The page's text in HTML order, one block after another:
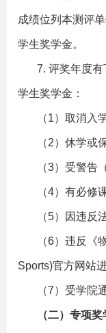
成绩位列本测评
学生奖学金。
7.评奖年度
学生奖学金：
（1）取消入
（2）休学或
（3）受警告
（4）有必修
（5）因违反
（6）违反《
Sports)官方网站
（7）受学院
（二）专项